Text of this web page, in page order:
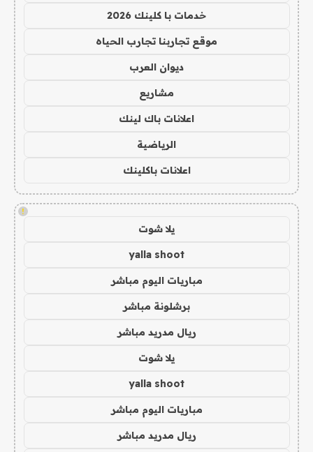
خدمات با كلينك 2026
موقع تجاربنا تجارب الحياه
ديوان العرب
مشاريع
اعلانات باك لينك
الرياضية
اعلانات باكلينك
!
يلا شوت
yalla shoot
مباريات اليوم مباشر
برشلونة مباشر
ريال مدريد مباشر
يلا شوت
yalla shoot
مباريات اليوم مباشر
ريال مدريد مباشر